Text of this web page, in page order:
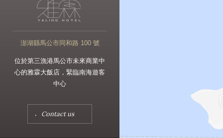
澎湖縣馬公市同和路 100 號
位於第三漁港馬公市未來商業中
心的雅霖大飯店，緊臨南海遊客
中心
Contact us